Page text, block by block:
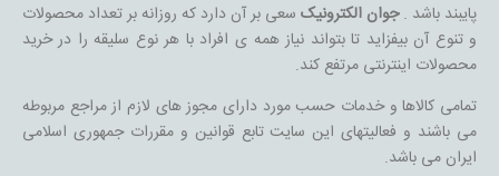
پایبند باشد .جوان الکترونیکسعی بر آن دارد که روزانه بر تعداد محصولات
و تنوع آن بیفزاید تا بتواند نیاز همه ی افراد با هر نوع سلیقه را در خرید
محصولات اینترنتی مرتفع کند.
تمامی کالاها و خدمات حسب مورد دارای مجوز های لازم از مراجع مربوطه
می باشند و فعالیتهای این سایت تابع قوانین و مقررات جمهوری اسلامی
ایران می باشد.